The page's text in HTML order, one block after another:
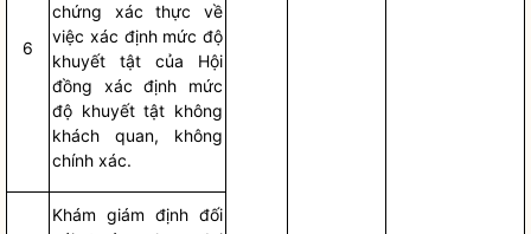
6
chứng xác thực về
việc xác định mức độ
khuyết tật của Hội
đồng xác định mức
độ khuyết tật không
khách quan, không
chính xác.
Khám giám định đối